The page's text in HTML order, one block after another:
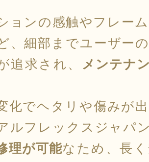
ョンの感触やフレー
、細部までユーザー
追求され、 メンテナ
化でヘタリや傷みが
ルフレックスジャパ
理が可能なため、長